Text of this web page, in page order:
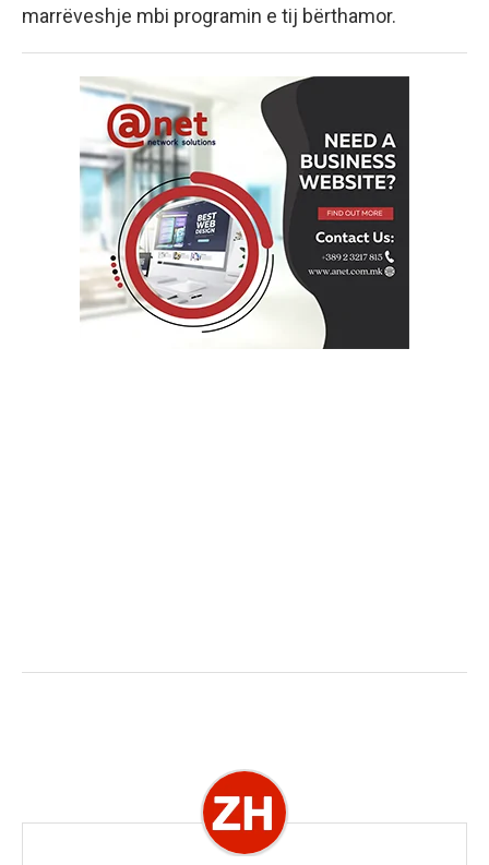
marrëveshje mbi programin e tij bërthamor.